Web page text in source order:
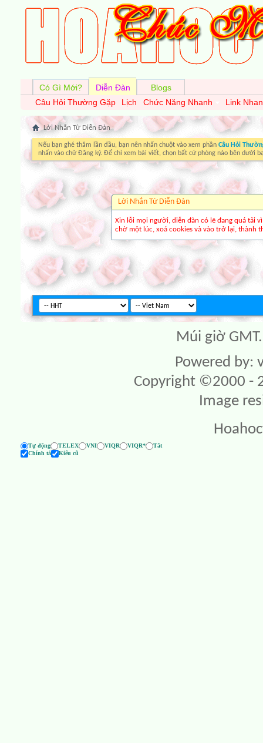
Có Gì Mới?
Diễn Đàn
Câu Hỏi Thường Gặp
Lịch Chức Năng Nhanh Link
Blogs
Lời Nhắn Từ Diễn Ðàn
Nếu bạn ghé thăm lần đầu, bạn nên nhấn chuột vào xem phần Câu Hỏi
nhấn vào chữ Đăng ký. Để chỉ xem bài viết, chọn bất cứ phòng nào bên dưới
Lời Nhắn Từ Diễn Ðàn
Xin lỗi mọi người, diễn đàn có lẽ đang quá tải
chờ một lúc, xoá cookies và vào trở lại, thành
Múi giờ
Powered by:
Copyright ©2000 -
Image
Tự động TELEX VNI VIQR VIQR*
Tắt
Chính tả
Kiểu cũ